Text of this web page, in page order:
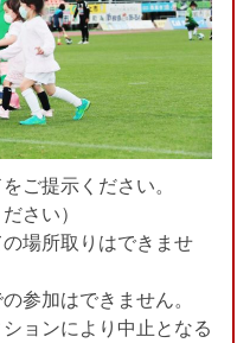
ご提示ください。
さい）
場所取りはできませ
参加はできません。
ョンにより中止となる